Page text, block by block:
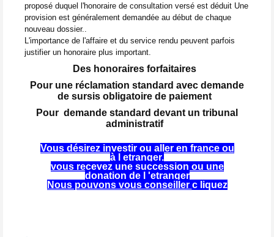
proposé duquel l'honoraire de consultation versé est déduit Une
provision est généralement demandée au début de chaque
nouveau dossier..
L'importance de l'affaire et du service rendu peuvent parfois
justifier un honoraire plus important.
Des honoraires forfaitaires
Pour une réclamation standard avec demande
de sursis obligatoire de paiement
Pour demande standard devant un tribunal
administratif
Vous désirez investir ou aller en france ou
à l etranger.
vous recevez une succession ou une
donation de l 'etranger
Nous pouvons vous conseiller c liquez